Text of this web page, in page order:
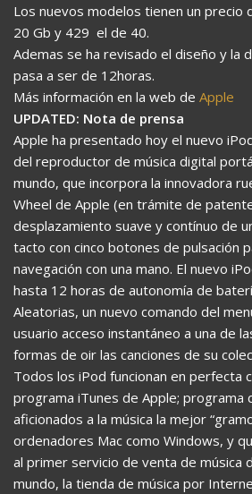
Los nuevos modelos tienen un precio
20 Gb y 429  el de 40.
Ademas se ha revisado el diseño y la
pasa a ser de 12horas.
Más información en la web de Apple
UPDATED: Nota de prensa
Apple ha presentado hoy el nuevo
del reproductor de música digital
mundo, que incorpora la innovadora
Wheel de Apple (en trámite de
desplazamiento suave y contínuo de
tacto con cinco botones de pulsación
navegación con una mano. El nuevo
hasta 12 horas de autonomía de
Aleatorias, un nuevo comando del
usuario acceso instantáneo a una de
formas de oir las canciones de su
Todos los iPod funcionan en perfecta
programa iTunes de Apple; programa
aficionados a la música la mejor
ordenadores Mac como Windows, y
al primer servicio de venta de música
mundo, la tienda de música por